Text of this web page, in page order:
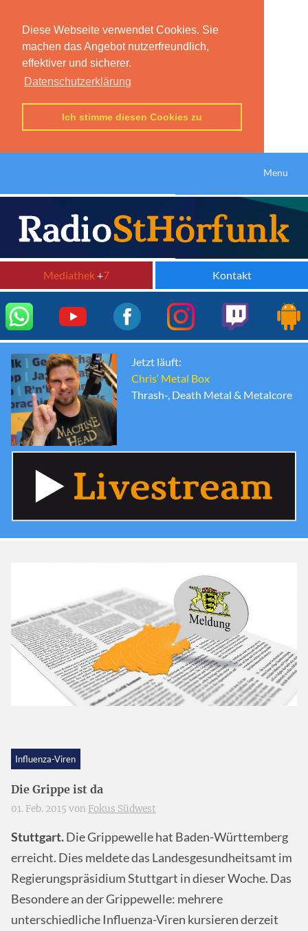
Diese Webseite verwendet Cookies. Sie
machen das Angebot nutzerfreundlich,
effektiver und sicherer.
Datenschutzerklärung
Ich stimme diesen Cookies zu
Menu
Mediathek+7 Kontakt
Jetzt läuft:
Chris‘ Metal Box
Thrash-, Death Metal & Metalcore
Influenza-Viren
Die Grippe ist da
01. Feb. 2015 von Fokus Südwest
Stuttgart.Die Grippewelle hat Baden-Württemberg
erreicht. Dies meldete das Landesgesundheitsamt im
Regierungspräsidium Stuttgart in dieser Woche. Das
Besondere an der Grippewelle: mehrere
unterschiedliche Influenza-Viren kursieren derzeit